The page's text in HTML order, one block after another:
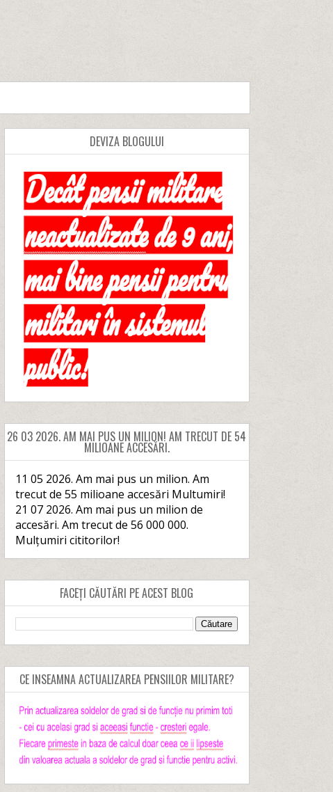
DEVIZA BLOGULUI
26 03 2026. AM MAI PUS UN MILION! AM TRECUT DE 54
MILIOANE ACCESĂRI.
11 05 2026. Am mai pus un milion. Am
trecut de 55 milioane accesări Multumiri!
21 07 2026. Am mai pus un milion de
accesări. Am trecut de 56 000 000.
Mulțumiri cititorilor!
FACEȚI CĂUTĂRI PE ACEST BLOG
CE INSEAMNA ACTUALIZAREA PENSIILOR MILITARE?